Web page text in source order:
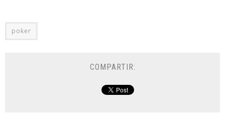
poker
COMPARTIR: